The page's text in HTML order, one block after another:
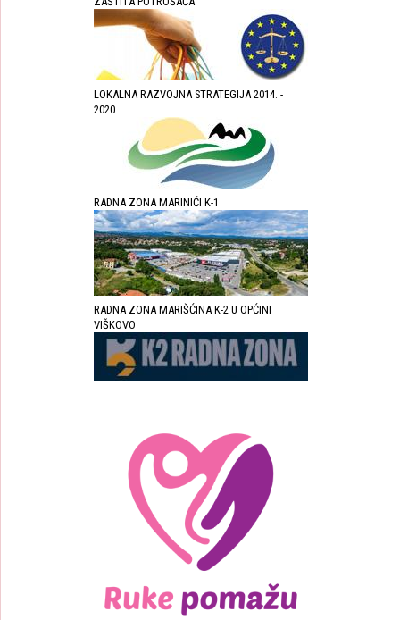
LOKALNA RAZVOJNA STRATEGIJA 2014. -
2020.
RADNA ZONA MARINIĆI K-1
RADNA ZONA MARIŠĆINA K-2 U OPĆINI
VIŠKOVO